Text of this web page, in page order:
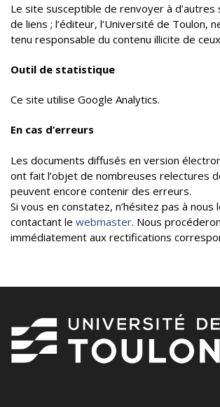
Le site susceptible de renvoyer à d’autres
de liens ; l’éditeur, l’Université de Toulon,
tenu responsable du contenu illicite de
Outil de statistique
Ce site utilise Google Analytics.
En cas d’erreurs
Les documents diffusés en version
ont fait l’objet de nombreuses relectures
peuvent encore contenir des erreurs.
Si vous en constatez, n’hésitez pas à nous
contactant le webmaster. Nous
immédiatement aux rectifications